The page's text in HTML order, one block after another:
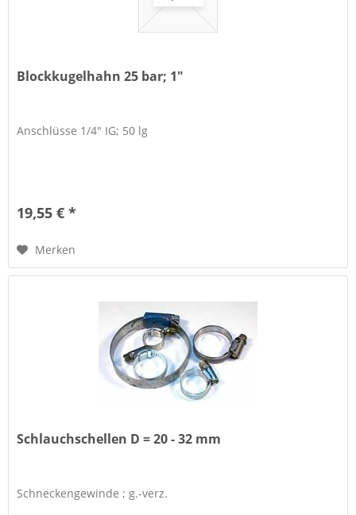
Blockkugelhahn 25 bar; 1"
Anschlüsse 1/4" IG; 50 lg
19,55 € *
Merken
Schlauchschellen D = 20 - 32 mm
Schneckengewinde ; g.-verz.